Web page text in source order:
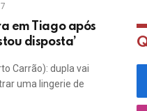
em Tiago após
disposta’
Carrão): dupla vai
uma lingerie de